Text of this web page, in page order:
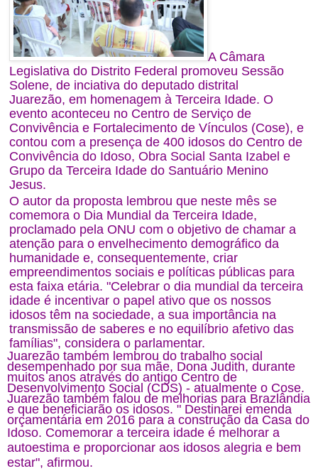
A Câmara
Legislativa do Distrito Federal promoveu Sessão
Solene,de inciativa do deputado distrital
Juarezão, em homenagem à Terceira Idade. O
evento aconteceu no Centro de Serviço de
Convivência e Fortalecimento de Vínculos (Cose), e
contou com a presença de 400 idosos do Centro de
Convivência do Idoso, Obra Social Santa Izabel e
Grupo da Terceira Idade do Santuário Menino
Jesus.
O autor da proposta lembrou que neste mês se
comemora o Dia Mundial da Terceira Idade,
proclamado pela ONU com o objetivo de chamar a
atenção para o envelhecimento demográfico da
humanidade e, consequentemente, criar
empreendimentos sociais e políticas públicas para
esta faixa etária. "Celebrar o dia mundial da terceira
idade é incentivar o papel ativo que os nossos
idosos têm na sociedade, a sua importância na
transmissão de saberes e no equilíbrio afetivo das
famílias", considera o parlamentar.
Juarezão também lembrou do trabalho social
desempenhado por sua mãe, Dona Judith, durante
muitos anos através do antigo Centro de
Desenvolvimento Social (CDS) - atualmente o Cose.
Juarezão também falou de melhorias para Brazlândia
e que beneficiarão os idosos. " Destinarei emenda
orçamentária em 2016 para a construção da Casa do
Idoso. Comemorar a terceira idade é melhorar a
autoestima e proporcionar aos idosos alegria e bem
estar", afirmou.